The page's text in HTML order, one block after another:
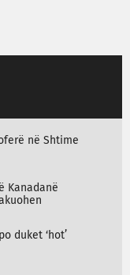
në Shtime
Kanadanë
duket ‘hot’